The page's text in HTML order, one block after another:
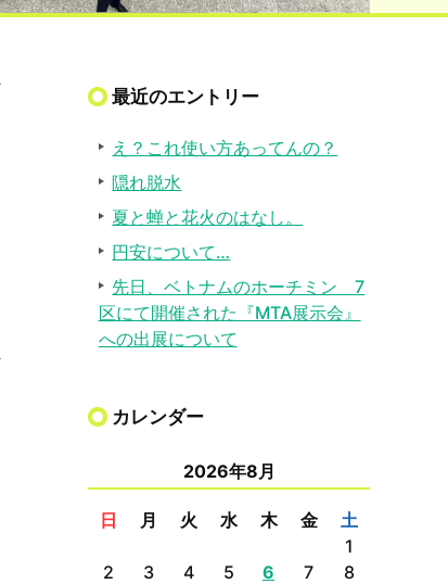
最近のエントリー
え？これ使い方あってんの？
隠れ脱水
夏と蝉と花火のはなし。
円安について…
先日、ベトナムのホーチミン 7
区にて開催された『MTA展示会』
への出展について
カレンダー
2026年8月
日 月 火 水 木 金
土
1
2
3 4 5 6 7
8